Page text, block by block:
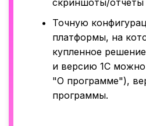
Точную
платформы, на
купленное
и версию 1С можно
"О программе"),
программы.